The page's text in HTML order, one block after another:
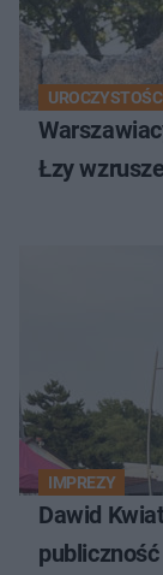
Łzy
IMPREZY
Dawid